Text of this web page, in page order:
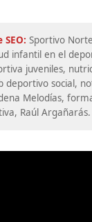
SEO: Sportivo Norte
infantil en el
juveniles,
deportivo social,
Melodías,
Raúl Argañarás.